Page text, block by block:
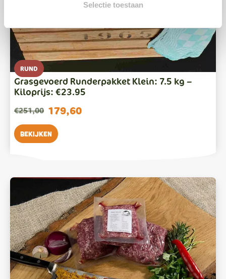
Selectie toestaan
RUND
Grasgevoerd Runderpakket Klein: 7.5 kg –
Kiloprijs: €23.95
€251,00
Oorspronkelijke
prijs
was:
179,60
Huidige
prijs
is:
Bekijken